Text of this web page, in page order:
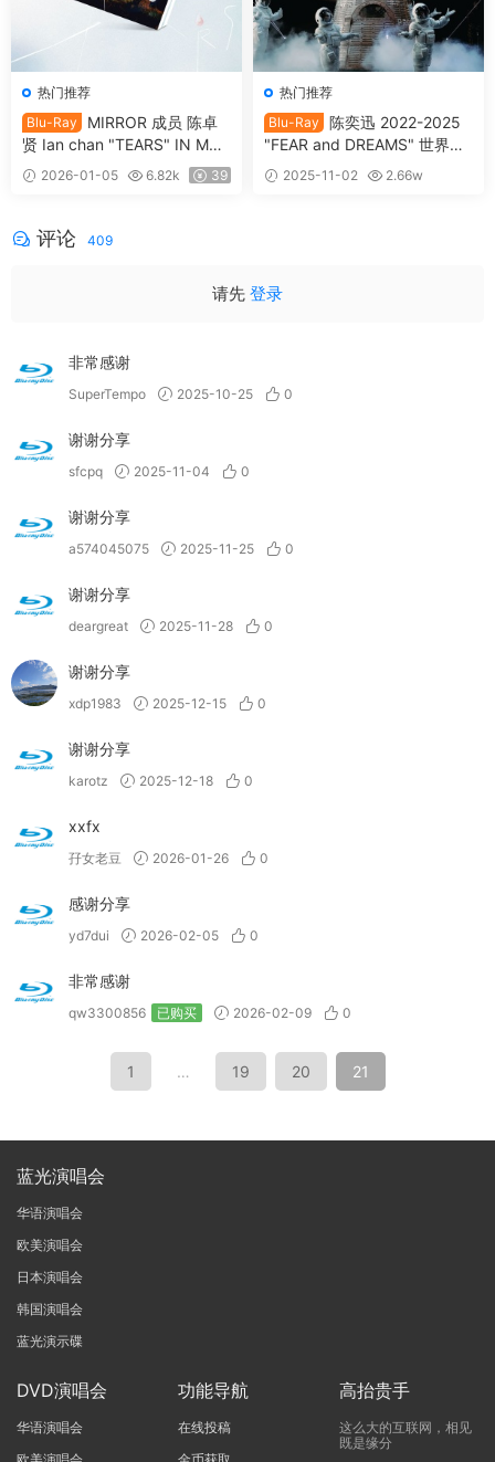
热门推荐
Blu-Ray
MIRROR 成员 陈卓
贤 Ian chan "TEARS" IN MY
SIGHT SOLO CONCERT 202
4 Blu-ray 1080p AVC DTS-H
盘] [BDISO 2BD 46.4GB]
2026-01-05 6.82k 39
热门推荐
Blu-Ray
陈奕迅 2022-2025
"FEAR and DREAMS" 世界巡
迴演唱会 Eason Chan Fear an
d Dreams Live 2025 [BDISO
2025-11-02
2.66w
评论 409
请先 登录
非常感谢
SuperTempo 2025-10-25 0
谢谢分享
sfcpq 2025-11-04 0
谢谢分享
a574045075 2025-11-25 0
谢谢分享
deargreat 2025-11-28 0
谢谢分享
xdp1983 2025-12-15 0
谢谢分享
karotz 2025-12-18 0
xxfx
孖女老豆 2026-01-26 0
感谢分享
yd7dui 2026-02-05 0
非常感谢
qw3300856 已购买 2026-02-09 0
1 … 19 20 21
蓝光演唱会
华语演唱会
欧美演唱会
日本演唱会
韩国演唱会
蓝光演示碟
DVD演唱会
华语演唱会
功能导航
在线投稿
高抬贵手
这么大的互联网，相见
既是缘分